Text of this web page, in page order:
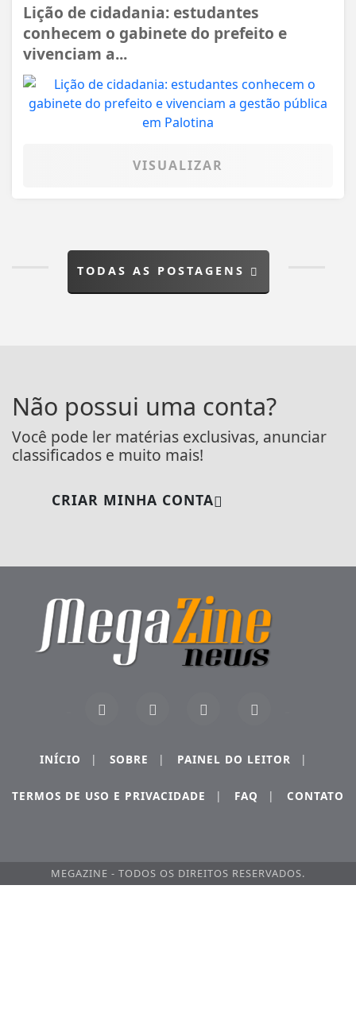
Lição de cidadania: estudantes
conhecem o gabinete do prefeito e
vivenciam a...
VISUALIZAR
TODAS AS POSTAGENS
Não possui uma conta?
Você pode ler matérias exclusivas, anunciar
classificados e muito mais!
CRIAR MINHA CONTA
INÍCIO | SOBRE | PAINEL DO LEITOR |
TERMOS DE USO E PRIVACIDADE | FAQ | CONTATO
MEGAZINE - TODOS OS DIREITOS RESERVADOS.